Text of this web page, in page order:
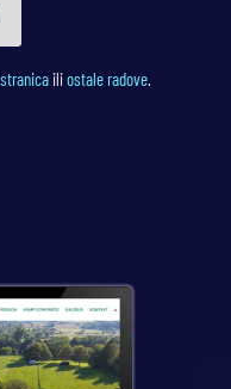
iliostale radove.